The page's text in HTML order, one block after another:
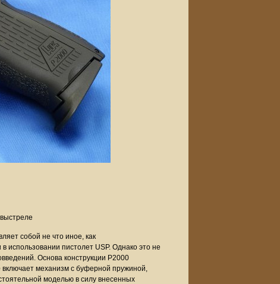
собой не что иное, как
использовании пистолет USP. Однако это не
Основа конструкции P2000
включает механизм с буферной пружиной,
моделью в силу внесенных